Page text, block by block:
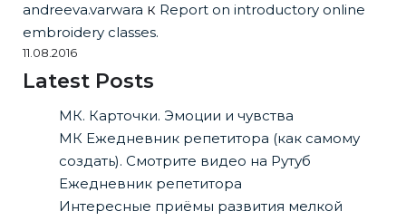
andreeva.varwara к Report on introductory online
embroidery classes.
11.08.2016
Latest Posts
МК. Карточки. Эмоции и чувства
МК Ежедневник репетитора (как самому
создать). Смотрите видео на Рутуб
Ежедневник репетитора
Интересные приёмы развития мелкой